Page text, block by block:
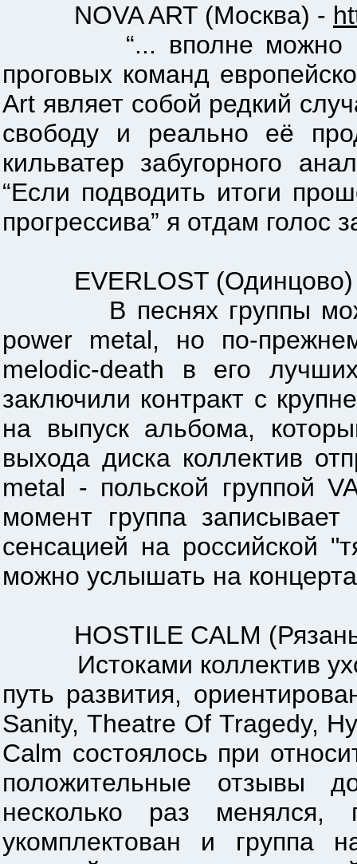
NOVA ART (Москва) -
“... вполне можно
проговых команд
Art являет собой редкий
свободу и реально её
кильватер забугорного
“Если подводить итоги
прогрессива” я отдам голос
EVERLOST
В песнях группы можно
power metal, но по-
melodic-death в его
заключили контракт с
на выпуск альбома,
выхода диска коллектив
metal - польской группой
момент группа
сенсацией на российской
можно услышать на
HOSTILE CALM
Истоками коллектив
путь развития,
Sanity, Theatre Of Tragedy,
Calm состоялось при
положительные отзывы
несколько раз
укомплектован и группа